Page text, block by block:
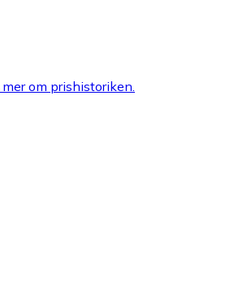
mer om prishistoriken.